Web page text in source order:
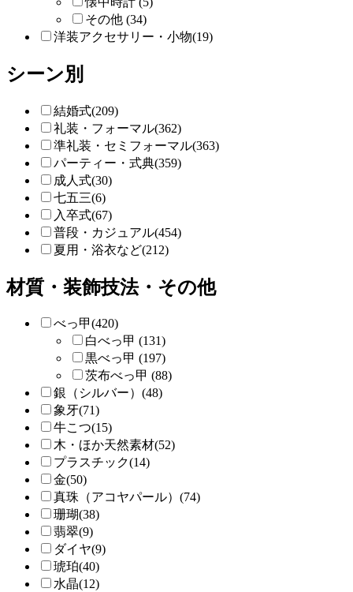
その他 (34)
洋装アクセサリー・小物(19)
シーン別
結婚式(209)
礼装・フォーマル(362)
準礼装・セミフォーマル(363)
パーティー・式典(359)
成人式(30)
七五三(6)
入卒式(67)
普段・カジュアル(454)
夏用・浴衣など(212)
材質・装飾技法・その他
べっ甲(420)
白べっ甲 (131)
黒べっ甲 (197)
茨布べっ甲 (88)
銀（シルバー）(48)
象牙(71)
牛こつ(15)
木・ほか天然素材(52)
プラスチック(14)
金(50)
真珠（アコヤパール）(74)
珊瑚(38)
翡翠(9)
ダイヤ(9)
琥珀(40)
水晶(12)